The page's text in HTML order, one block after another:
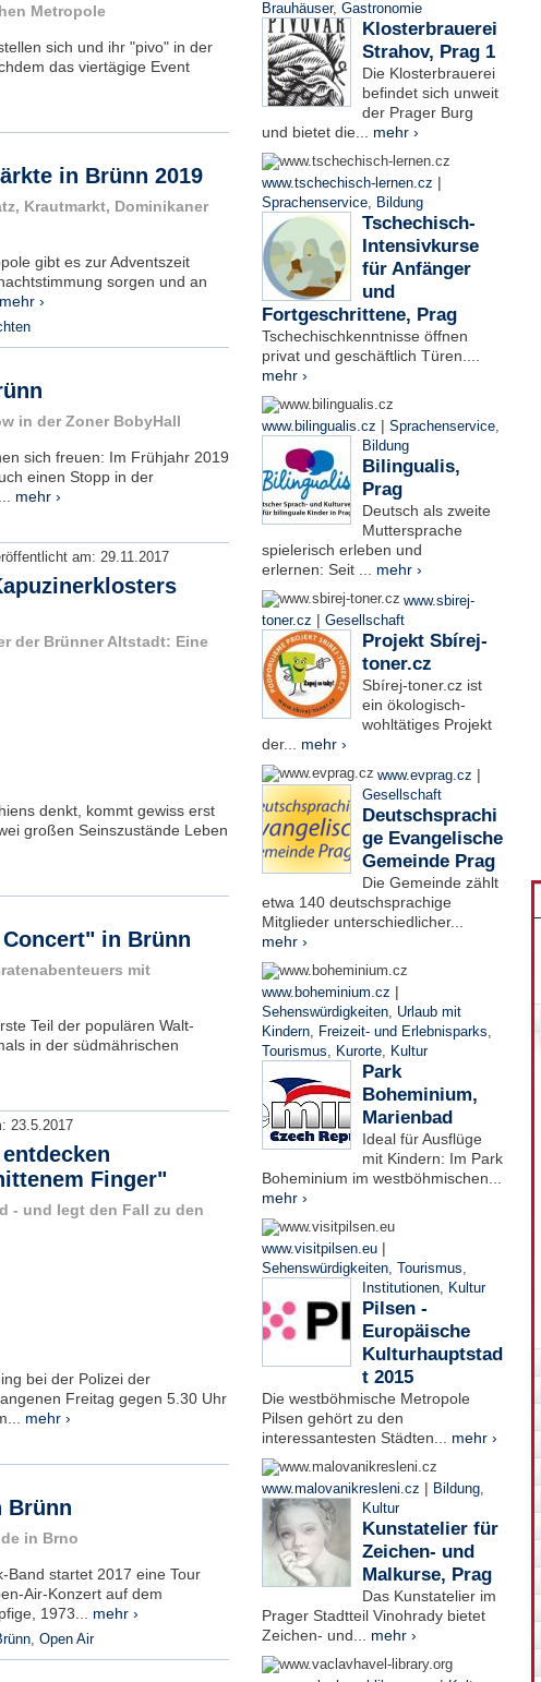
Metropole
sich und ihr "pivo" in der
das viertägige Event
in Brünn 2019
Krautmarkt, Dominikaner
gibt es zur Adventszeit
sorgen und an
mehr ›
in der Zoner BobyHall
sich freuen: Im Frühjahr 2019
einen Stopp in der
mehr ›
am: 29.11.2017
der Brünner Altstadt: Eine
denkt, kommt gewiss erst
großen Seinszustände Leben
in Brünn
mit
Teil der populären Walt-
in der südmährischen
23.5.2017
Finger"
- und legt den Fall zu den
bei der Polizei der
Freitag gegen 5.30 Uhr
mehr ›
Brünn
in Brno
Band startet 2017 eine Tour
Air-Konzert auf dem
1973... mehr ›
, Open Air
Brauhäuser, Gastronomie
Klosterbrauerei
Strahov, Prag 1
Die Klosterbrauerei
befindet sich unweit
der Prager Burg
und bietet die... mehr ›
www.tschechisch-lernen.cz |
Sprachenservice, Bildung
Tschechisch-
Intensivkurse
für Anfänger
und
Fortgeschrittene, Prag
Tschechischkenntnisse öffnen
privat und geschäftlich Türen....
mehr ›
www.bilingualis.cz | Sprachenservice,
Bildung
Bilingualis,
Prag
Deutsch als zweite
Muttersprache
spielerisch erleben und
erlernen: Seit ... mehr ›
www.sbirej-
toner.cz | Gesellschaft
Projekt Sbírej-
toner.cz
Sbírej-toner.cz ist
ein ökologisch-
wohltätiges Projekt
der... mehr ›
www.evprag.cz |
Gesellschaft
Deutschsprachi
ge Evangelische
Gemeinde Prag
Die Gemeinde zählt
etwa 140 deutschsprachige
Mitglieder unterschiedlicher...
mehr ›
www.boheminium.cz |
Sehenswürdigkeiten, Urlaub mit
Kindern, Freizeit- und Erlebnisparks,
Tourismus, Kurorte, Kultur
Park
Boheminium,
Marienbad
Ideal für Ausflüge
mit Kindern: Im Park
Boheminium im westböhmischen...
mehr ›
www.visitpilsen.eu |
Sehenswürdigkeiten, Tourismus,
Institutionen, Kultur
Pilsen -
Europäische
Kulturhauptstad
t 2015
Die westböhmische Metropole
Pilsen gehört zu den
interessantesten Städten... mehr ›
www.malovanikresleni.cz | Bildung,
Kultur
Kunstatelier für
Zeichen- und
Malkurse, Prag
Das Kunstatelier im
Prager Stadtteil Vinohrady bietet
Zeichen- und... mehr ›